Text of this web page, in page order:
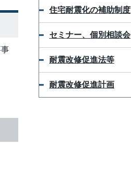
住宅耐震化の補助制度
セミナー、個別相談会
耐震改修促進法等
耐震改修促進計画